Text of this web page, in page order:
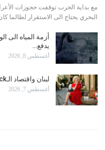
مع بداية الحرب توقفت حجوزات
البحري يحتاج الى الاستقرار لطالما
أزمة المياه الى
يدفع…
أغسطس 8, 2026
لبنان واقتصاد الـLipstick: من الاستثمار إلى التجميل…
أغسطس 7, 2026